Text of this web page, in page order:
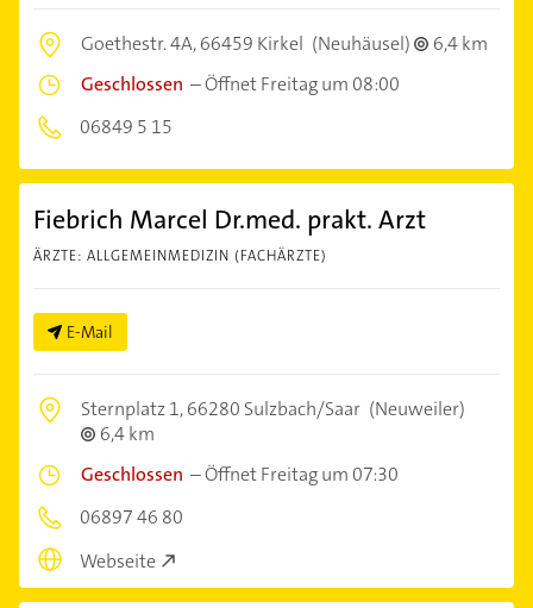
Goethestr. 4A,66459 Kirkel (Neuhäusel)
6,4 km
Geschlossen –Öffnet Freitag um 08:00
06849 5 15
Fiebrich Marcel Dr.med. prakt. Arzt
ÄRZTE: ALLGEMEINMEDIZIN (FACHÄRZTE)
E-Mail
Sternplatz 1,66280 Sulzbach/Saar (Neuweiler)
6,4 km
Geschlossen –Öffnet Freitag um 07:30
06897 46 80
Webseite